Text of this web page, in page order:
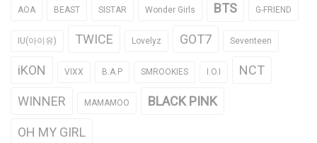
AOA BEAST SISTAR Wonder Girls BTS G-FRIEND
IU(아이유) TWICE Lovelyz GOT7 Seventeen
iKON VIXX B.A.P SMROOKIES I.O.I NCT
WINNER MAMAMOO BLACK PINK
OH MY GIRL